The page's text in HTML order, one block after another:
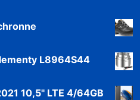
L8964S44
10,5" LTE 4/64GB